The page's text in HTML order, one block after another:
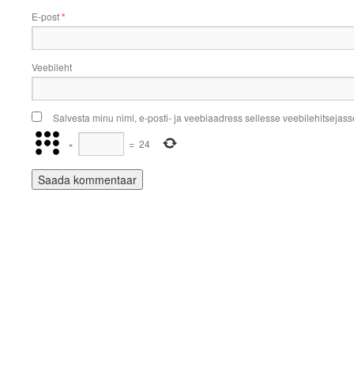
E-post*
Veebileht
Salvesta minu nimi, e-posti- ja veebiaadress sellesse
×
= 24